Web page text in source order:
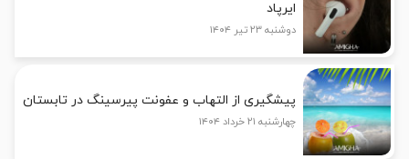
ایرپاد
دوشنبه ۲۳ تیر ۱۴۰۴
پیشگیری از التهاب و عفونت پیرسینگ در تابستان
چهارشنبه ۲۱ خرداد ۱۴۰۴